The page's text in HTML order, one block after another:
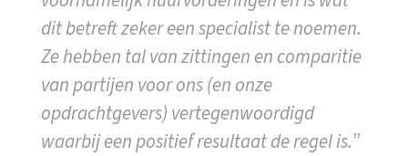
dit betreft zeker een specialist te noemen.
Ze hebben tal van zittingen en comparitie
van partijen voor ons (en onze
opdrachtgevers) vertegenwoordigd
waarbij een positief resultaat de regel is.”